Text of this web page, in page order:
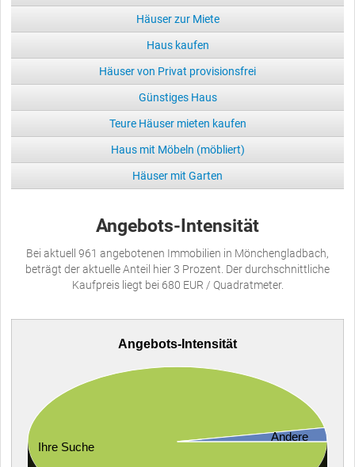
Häuser zur Miete
Haus kaufen
Häuser von Privat provisionsfrei
Günstiges Haus
Teure Häuser mieten kaufen
Haus mit Möbeln (möbliert)
Häuser mit Garten
Angebots-Intensität
Bei aktuell 961 angebotenen Immobilien in Mönchengladbach,
beträgt der aktuelle Anteil hier 3 Prozent. Der durchschnittliche
Kaufpreis liegt bei 680 EUR / Quadratmeter.
Angebots-Intensität
Ihre Suche
Andere